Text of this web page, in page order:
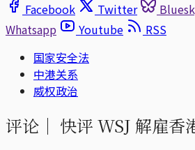
Facebook
Twitter
Whatsapp
Youtube
RSS
国家安全法
中港关系
威权政治
评论｜ 快评 WSJ 解雇